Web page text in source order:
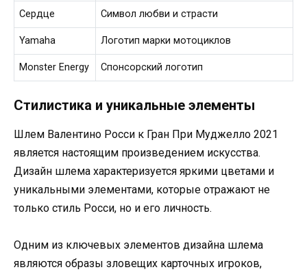
Сердце Символ любви и страсти
Yamaha Логотип марки мотоциклов
Monster Energy Спонсорский логотип
Стилистика и уникальные элементы
Шлем Валентино Росси к Гран При Муджелло 2021
является настоящим произведением искусства.
Дизайн шлема характеризуется яркими цветами и
уникальными элементами, которые отражают не
только стиль Росси, но и его личность.
Одним из ключевых элементов дизайна шлема
являются образы зловещих карточных игроков,